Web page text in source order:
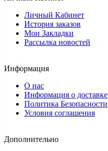
Личный Кабинет
История заказов
Мои Закладки
Рассылка новостей
Информация
О нас
Информация о доставке
Политика Безопасности
Условия соглашения
Дополнительно